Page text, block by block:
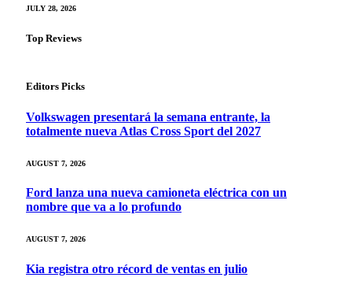
JULY 28, 2026
Top Reviews
Editors Picks
Volkswagen presentará la semana entrante, la
totalmente nueva Atlas Cross Sport del 2027
AUGUST 7, 2026
Ford lanza una nueva camioneta eléctrica con un
nombre que va a lo profundo
AUGUST 7, 2026
Kia registra otro récord de ventas en julio